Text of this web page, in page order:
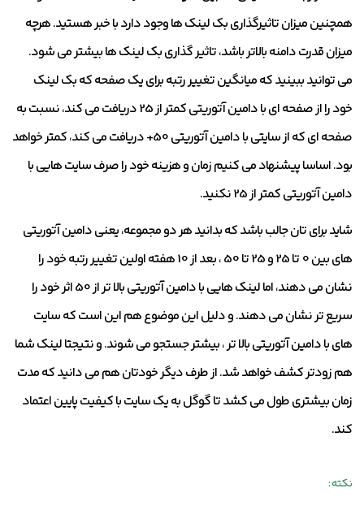
همچنین میزان تاثیرگذاری بک لینک ها وجود دارد با خبر هستید. هرچه
میزان قدرت دامنه بالاتر باشد، تاثیر گذاری بک لینک ها بیشتر می شود.
می توانید ببینید که میانگین تغییر رتبه برای یک صفحه که بک لینک
خود را از صفحه ای با دامین آتوریتی کمتر از 25 دریافت می کند، نسبت به
صفحه ای که از سایتی با دامین آتوریتی 50+ دریافت می کند، کمتر خواهد
بود. اساسا پیشنهاد می کنیم زمان و هزینه خود را صرف سایت هایی با
دامین آتوریتی کمتر از 25 نکنید.
شاید برای تان جالب باشد که بدانید هر دو مجموعه، یعنی دامین آتوریتی
های بین 0 تا 25 و 25 تا 50 ، بعد از 10 هفته اولین تغییر رتبه خود را
نشان می دهند، اما لینک هایی با دامین آتوریتی بالا تر از 50 اثر خود را
سریع تر نشان می دهند. و دلیل این موضوع هم این است که سایت
های با دامین آتوریتی بالا تر ، بیشتر جستجو می شوند. و نتیجتا لینک شما
هم زودتر کشف خواهد شد. از طرف دیگر خودتان هم می دانید که مدت
زمان بیشتری طول می کشد تا گوگل به یک سایت با کیفیت پایین اعتماد
کند.
نکته :